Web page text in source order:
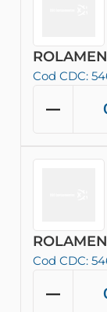
Cod CDC:
Cod CDC: